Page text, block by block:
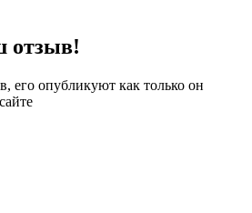
отзыв!
его опубликуют как только он